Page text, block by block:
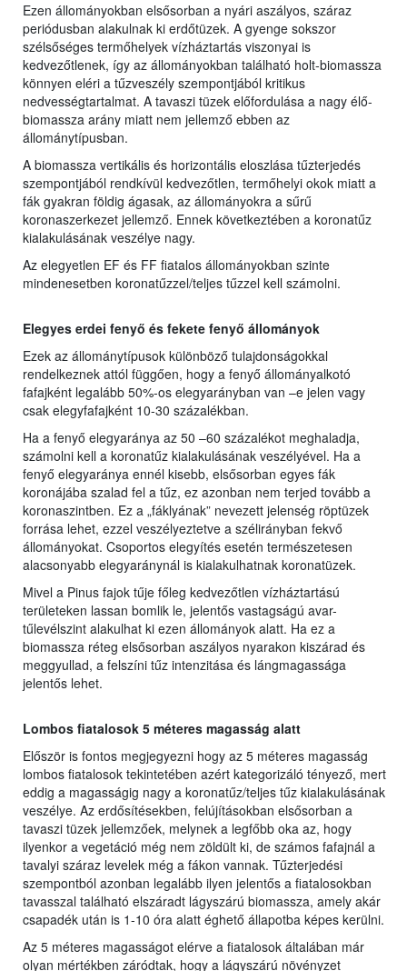
Ezen állományokban elsősorban a nyári aszályos, száraz
periódusban alakulnak ki erdőtüzek. A gyenge sokszor
szélsőséges termőhelyek vízháztartás viszonyai is
kedvezőtlenek, így az állományokban található holt-biomassza
könnyen eléri a tűzveszély szempontjából kritikus
nedvességtartalmat. A tavaszi tüzek előfordulása a nagy élő-
biomassza arány miatt nem jellemző ebben az
állománytípusban.
A biomassza vertikális és horizontális eloszlása tűzterjedés
szempontjából rendkívül kedvezőtlen, termőhelyi okok miatt a
fák gyakran földig ágasak, az állományokra a sűrű
koronaszerkezet jellemző. Ennek következtében a koronatűz
kialakulásának veszélye nagy.
Az elegyetlen EF és FF fiatalos állományokban szinte
mindenesetben koronatűzzel/teljes tűzzel kell számolni.
Elegyes erdei fenyő és fekete fenyő állományok
Ezek az állománytípusok különböző tulajdonságokkal
rendelkeznek attól függően, hogy a fenyő állományalkotó
fafajként legalább 50%-os elegyarányban van –e jelen vagy
csak elegyfafajként 10-30 százalékban.
Ha a fenyő elegyaránya az 50 –60 százalékot meghaladja,
számolni kell a koronatűz kialakulásának veszélyével. Ha a
fenyő elegyaránya ennél kisebb, elsősorban egyes fák
koronájába szalad fel a tűz, ez azonban nem terjed tovább a
koronaszintben. Ez a „fáklyának” nevezett jelenség röptüzek
forrása lehet, ezzel veszélyeztetve a szélirányban fekvő
állományokat. Csoportos elegyítés esetén természetesen
alacsonyabb elegyaránynál is kialakulhatnak koronatüzek.
Mivel a Pinus fajok tűje főleg kedvezőtlen vízháztartású
területeken lassan bomlik le, jelentős vastagságú avar-
tűlevélszint alakulhat ki ezen állományok alatt. Ha ez a
biomassza réteg elsősorban aszályos nyarakon kiszárad és
meggyullad, a felszíni tűz intenzitása és lángmagassága
jelentős lehet.
Lombos fiatalosok 5 méteres magasság alatt
Először is fontos megjegyezni hogy az 5 méteres magasság
lombos fiatalosok tekintetében azért kategorizáló tényező, mert
eddig a magasságig nagy a koronatűz/teljes tűz kialakulásának
veszélye. Az erdősítésekben, felújításokban elsősorban a
tavaszi tüzek jellemzőek, melynek a legfőbb oka az, hogy
ilyenkor a vegetáció még nem zöldült ki, de számos fafajnál a
tavalyi száraz levelek még a fákon vannak. Tűzterjedési
szempontból azonban legalább ilyen jelentős a fiatalosokban
tavasszal található elszáradt lágyszárú biomassza, amely akár
csapadék után is 1-10 óra alatt éghető állapotba képes kerülni.
Az 5 méteres magasságot elérve a fiatalosok általában már
olyan mértékben záródtak, hogy a lágyszárú növényzet